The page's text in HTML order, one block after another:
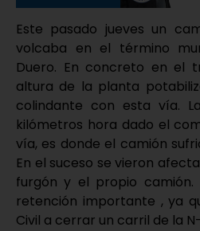
Este pasado jueves un
volcaba en el término
Duero. En concreto en el
altura de la planta
colindante con esta vía.
kilómetros hora dado el
vía, es donde el camión
En el suceso se vieron
furgón y el propio camión.
retención importante , ya
Civil a cerrar un carril de la